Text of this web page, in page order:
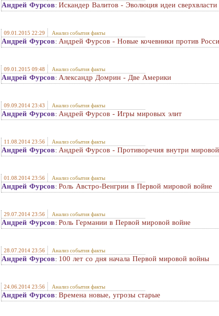
Андрей Фурсов: Искандер Валитов - Эволюция идеи сверхвласти
09.01.2015 22:29 Анализ события факты
Андрей Фурсов: Андрей Фурсов - Новые кочевники против
09.01.2015 09:48 Анализ события факты
Андрей Фурсов: Александр Домрин - Две Америки
09.09.2014 23:43 Анализ события факты
Андрей Фурсов: Андрей Фурсов - Игры мировых элит
11.08.2014 23:56 Анализ события факты
Андрей Фурсов: Андрей Фурсов - Противоречия внутри
01.08.2014 23:56 Анализ события факты
Андрей Фурсов: Роль Австро-Венгрии в Первой мировой войне
29.07.2014 23:56 Анализ события факты
Андрей Фурсов: Роль Германии в Первой мировой войне
28.07.2014 23:56 Анализ события факты
Андрей Фурсов: 100 лет со дня начала Первой мировой войны
24.06.2014 23:56 Анализ события факты
Андрей Фурсов: Времена новые, угрозы старые